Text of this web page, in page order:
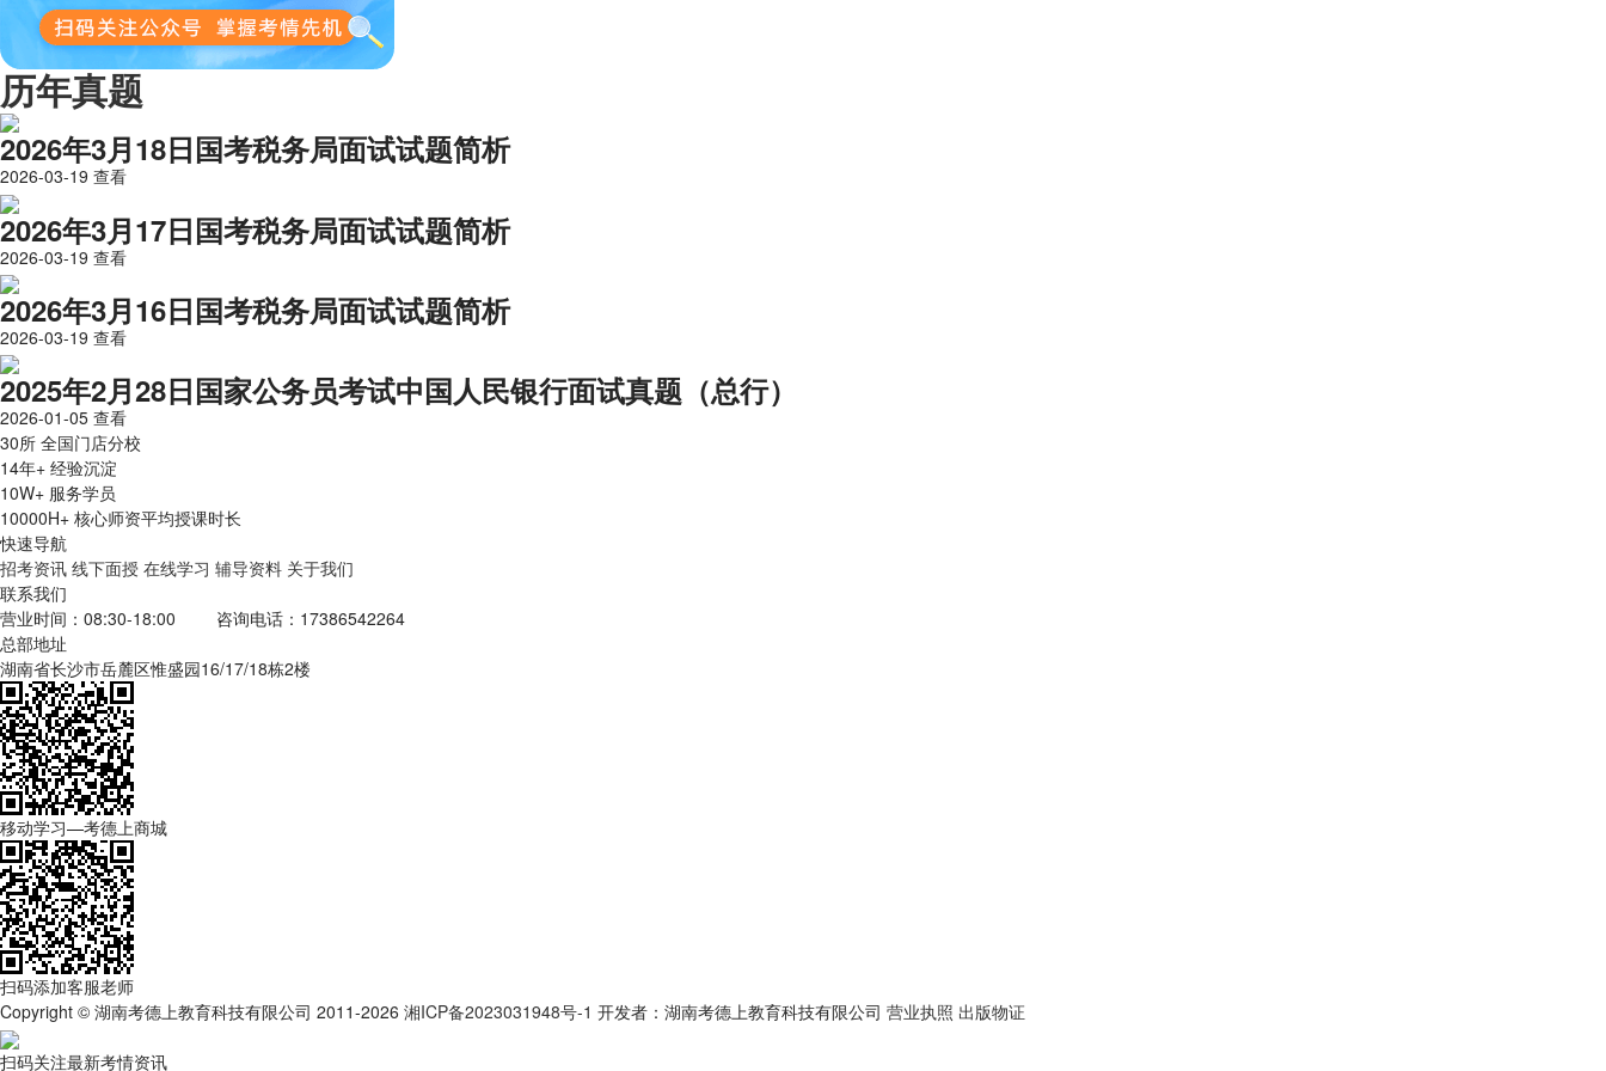
历年真题
2026年3月18日国考税务局面试试题简析
2026-03-19 查看
2026年3月17日国考税务局面试试题简析
2026-03-19 查看
2026年3月16日国考税务局面试试题简析
2026-03-19 查看
2025年2月28日国家公务员考试中国人民银行面试真题（总行）
2026-01-05 查看
30所 全国门店分校
14年+ 经验沉淀
10W+ 服务学员
10000H+ 核心师资平均授课时长
快速导航
招考资讯 线下面授 在线学习 辅导资料 关于我们
联系我们
营业时间：08:30-18:00
咨询电话：17386542264
总部地址
湖南省长沙市岳麓区惟盛园16/17/18栋2楼
移动学习—考德上商城
扫码添加客服老师
Copyright © 湖南考德上教育科技有限公司 2011-2026 湘ICP备2023031948号-1 开发者：湖南考德上教育科技有限公司 营业执照 出版物证
扫码关注最新考情资讯